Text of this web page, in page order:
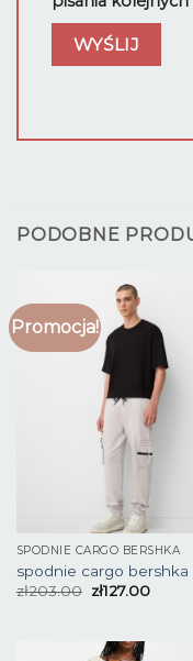
PODOBNE
Promocja!
SPODNIE CARGO BERSHKA
spodnie cargo bershka
zł203.00 zł127.00